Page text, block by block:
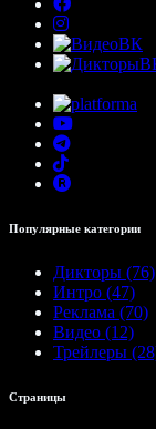
Популярные категории
Дикторы (76)
Интро (47)
Реклама (70)
Видео (12)
Трейлеры
Страницы